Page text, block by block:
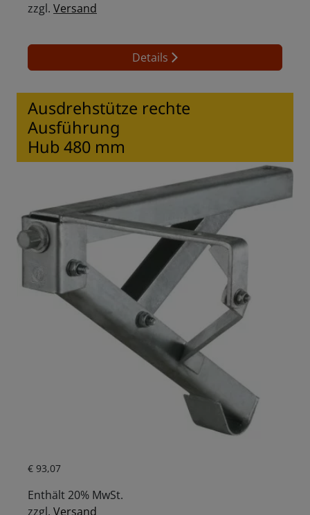
zzgl. Versand
Details
Ausdrehstütze rechte
Ausführung
Hub 480 mm
€ 93,07Aktueller Preis ist: € 93,07.
Enthält 20% MwSt.
zzgl. Versand